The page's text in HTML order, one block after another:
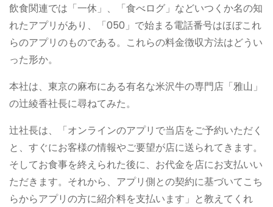
飲食関連では「一休」、「食べログ」などいつくか名の知
れたアプリがあり、「050」で始まる電話番号はほぼこれ
らのアプリのものである。これらの料金徴収方法はどうい
った形か。
本社は、東京の麻布にある有名な米沢牛の専門店「雅山」
の辻綾香社長に尋ねてみた。
辻社長は、「オンラインのアプリで当店をご予約いただく
と、すぐにお客様の情報やご要望が店に送られてきます。
そしてお食事を終えられた後に、お代金を店にお支払いい
ただきます。それから、アプリ側との契約に基づいてこち
らからアプリの方に紹介料を支払います」と教えてくれ